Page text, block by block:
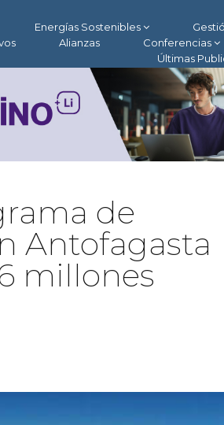
Energías Sostenibles
Alianzas Conferencias
Últimas
de
Antofagasta
millones